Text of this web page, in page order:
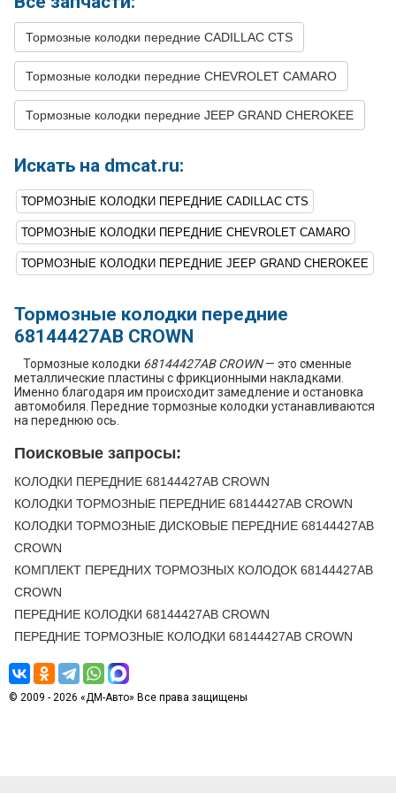
11 CADILLAC CTS 2010
V8 6.2L
SUPERCHARGED -
Supercharged
12 CADILLAC CTS 2009
V8 6.2L
SUPERCHARGED -
SUPERCHARGED -
Supercharged
15 CHEVROLET CAMARO 2017 V8 6.2L
16 CHEVROLET CAMARO 2017
V8 6.2L
17 CHEVROLET CAMARO
18 CHEVROLET CAMARO 2015 V8 6.2L
19 CHEVROLET CAMARO 2015
V8 6.2L
SUPERCHARGED -
20 CHEVROLET CAMARO
21 CHEVROLET CAMARO 2014
V8 6.2L
SUPERCHARGED -
22 CHEVROLET
23 CHEVROLET CAMARO 2013
V8 6.2L
24 CHEVROLET CAMARO 2012 V8 6.2L
25 CHEVROLET
Тормозные колодки передние CADILLAC CTS
Тормозные колодки передние CHEVROLET CAMARO
Тормозные колодки передние JEEP GRAND CHEROKEE
Искать на dmcat.ru:
ТОРМОЗНЫЕ КОЛОДКИ ПЕРЕДНИЕ CADILLAC CTS
ТОРМОЗНЫЕ КОЛОДКИ ПЕРЕДНИЕ CHEVROLET CAMARO
ТОРМОЗНЫЕ КОЛОДКИ ПЕРЕДНИЕ JEEP GRAND CHEROKEE
Тормозные колодки передние
68144427AB CROWN
Тормозные колодки 68144427AB CROWN— это сменные
металлические пластины с фрикционными накладками.
Именно благодаря им происходит замедление и остановка
автомобиля. Передние тормозные колодки устанавливаются
на переднюю ось.
Поисковые запросы:
КОЛОДКИ ПЕРЕДНИЕ 68144427AB CROWN
КОЛОДКИ ТОРМОЗНЫЕ ПЕРЕДНИЕ 68144427AB CROWN
КОЛОДКИ ТОРМОЗНЫЕ ДИСКОВЫЕ ПЕРЕДНИЕ 68144427AB
CROWN
КОМПЛЕКТ ПЕРЕДНИХ ТОРМОЗНЫХ КОЛОДОК 68144427AB
CROWN
ПЕРЕДНИЕ КОЛОДКИ 68144427AB CROWN
ПЕРЕДНИЕ ТОРМОЗНЫЕ КОЛОДКИ 68144427AB CROWN
© 2009 - 2026 «ДМ-Авто» Все права защищены